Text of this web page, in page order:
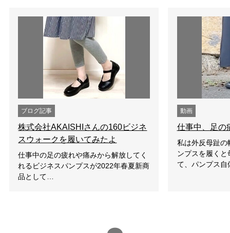
ブログ記事
株式会社AKAISHIさんの160ビジネ
スウォークを履いてみたよ
仕事中の足の疲れや痛みから解放してく
れるビジネスパンプスが2022年春夏新商
品として…
動画
仕事中、足の
私は外反母趾の
ンプスを履く
て、パンプス